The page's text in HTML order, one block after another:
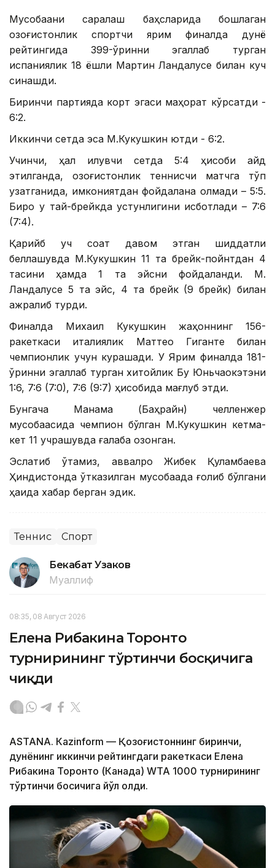
Мусобақани саралаш баҳсларида бошлаган
қозоғистонлик спортчи ярим финалда дунё
рейтингида 399-ўринни эгаллаб турган
испаниялик 18 ёшли Мартин Ландалусе билан куч
синашди.
Биринчи партияда корт эгаси маҳорат кўрсатди -
6:2.
Иккинчи сетда эса М.Кукушкин ютди - 6:2.
Учинчи, ҳал қилувчи сетда 5:4 ҳисоби қайд
этилганда, қозоғистонлик теннисчи матчга тўп
узатганида, имкониятдан фойдалана олмади – 5:5.
Бироқ у тай-брейкда устунлигини исботлади – 7:6
(7:4).
Қарийб уч соат давом этган шиддатли
беллашувда М.Кукушкин 11 та брейк-пойнтдан 4
тасини ҳамда 1 та эйсни фойдаланди. М.
Ландалусе 5 та эйс, 4 та брейк (9 брейк) билан
ажралиб турди.
Финалда Михаил Кукушкин жаҳоннинг 156-
ракеткаси италиялик Маттео Гиганте билан
чемпионлик учун курашади. У Ярим финалда 181-
ўринни эгаллаб турган хитойлик Бу Юньчаокэтэни
1:6, 7:6 (7:0), 7:6 (9:7) ҳисобида мағлуб этди.
Бунгача Манама (Баҳрайн) челленжер
мусобақасида чемпион бўлган М.Кукушкин кетма-
кет 11 учрашувда ғалаба қозонган.
Эслатиб ўтамиз, аввалроқ Жибек Қуламбаева
Ҳиндистонда ўтказилган мусобақада ғолиб бўлгани
ҳақида хабар берган эдик.
Теннис Спорт
Бекабат Узаков
Муаллиф
08:35, 08 Август 2026
Елена Рибакина Торонто
турнирининг тўртинчи босқичига
чиқди
ASTANА. Кazinform — Қозоғистоннинг биринчи,
дунёнинг иккинчи рейтингдаги ракеткаси Елена
Рибакина Торонто (Канада) WТА 1000 турнирининг
тўртинчи босқичига йўл олди.